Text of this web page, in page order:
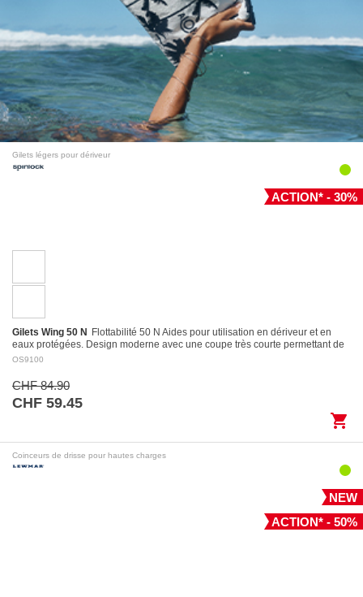
Gilets légers pour dériveur
ACTION* - 30%
Gilets Wing 50 N Flottabilité 50 N Aides pour utilisation en dériveur et en
eaux protégées. Design moderne avec une coupe très courte permettant de
l’utiliser…
OS9100
CHF 84.90
CHF 59.45
shopping_cart
Coinceurs de drisse pour hautes charges
NEW
ACTION* - 50%